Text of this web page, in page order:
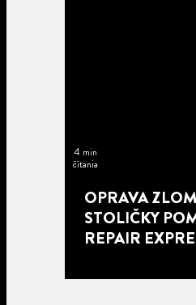
4 min
čítania
OPRAVA
STOLIČKY
REPAIR